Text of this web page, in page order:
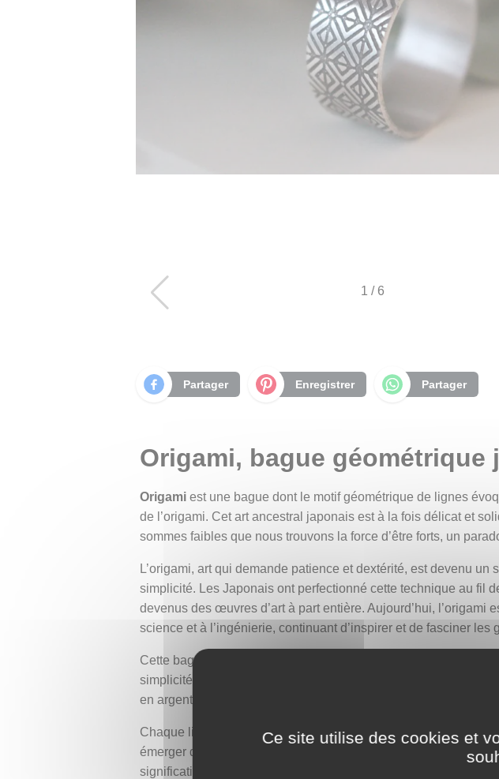
1 / 6
Partager Enregistrer Partager
Origami, bague géométrique
Origami est une bague dont le motif géométrique de lignes
de l’origami. Cet art ancestral japonais est à la fois délicat et
sommes faibles que nous trouvons la force d’être forts, un
L’origami, art qui demande patience et dextérité, est devenu
simplicité. Les Japonais ont perfectionné cette technique au fil
devenus des œuvres d’art à part entière. Aujourd’hui, l’origami
science et à l’ingénierie, continuant d’inspirer et de fasciner les
Cette bague est un hommage à la patience et à la précision
simplicité de l’origami, rappelant que la véritable élégance
en argent est un symbole de persévérance, de créativité et de
Chaque ligne gravée sur la bague reflète les plis
émerger de la patience et de l’attention aux détails. C’est une
signification culturelle, parfaite pour ceux qui apprécient l’art et
Ce site utilise des cookies et